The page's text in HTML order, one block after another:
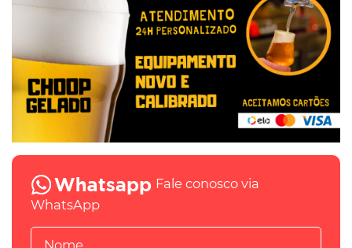
Fale conosco via
WhatsApp